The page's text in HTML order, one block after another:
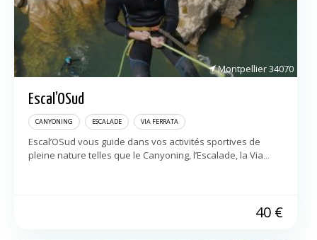
Montpellier34070
Escal’OSud
CANYONING ESCALADE VIA FERRATA
Escal’OSud vous guide dans vos activités sportives de
pleine nature telles que le Canyoning, l’Escalade, la Via
40 €